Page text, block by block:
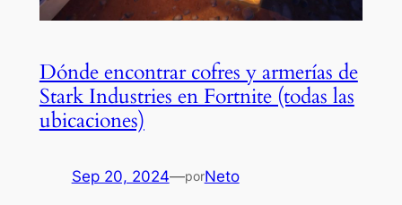
Dónde encontrar cofres y armerías de
Stark Industries en Fortnite (todas las
ubicaciones)
Sep 20, 2024—porNeto